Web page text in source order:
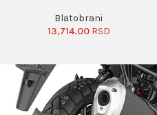
Blatobrani
13,714.00